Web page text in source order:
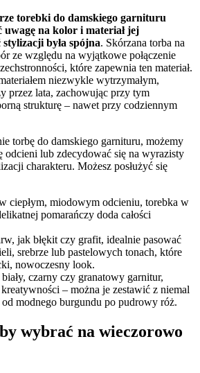
torebki do damskiego garnituru
na kolor i materiał jej
stylizacji była spójna. Skórzana torba na
ze względu na wyjątkowe połączenie
które zapewnia ten materiał.
niezwykle wytrzymałym,
przez lata, zachowując przy tym
strukturę – nawet przy codziennym
torbę do damskiego garnituru, możemy
odcieni lub zdecydować się na wyrazisty
charakteru. Możesz posłużyć się
ciepłym, miodowym odcieniu, torebka w
pomarańczy doda całości
jak błękit czy grafit, idealnie pasować
srebrze lub pastelowych tonach, które
nowoczesny look.
czarny czy granatowy garnitur,
– można je zestawić z niemal
modnego burgundu po pudrowy róż.
wybrać na wieczorowo